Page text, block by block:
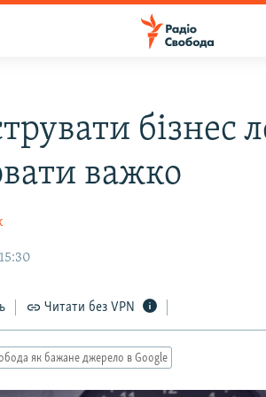
бізнес
важко
Читати без VPN
як бажане джерело в Google